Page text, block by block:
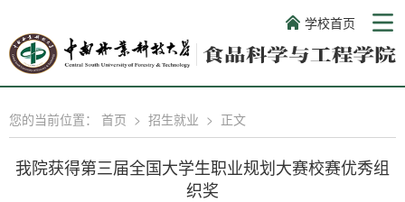
学校首页
您的当前位置： 首页 > 招生就业 > 正文
我院获得第三届全国大学生职业规划大赛校赛优秀组
织奖